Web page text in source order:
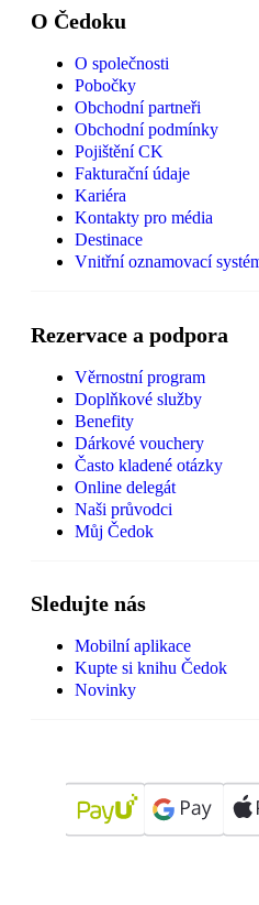
O Čedoku
O společnosti
Pobočky
Obchodní partneři
Obchodní podmínky
Pojištění CK
Fakturační údaje
Kariéra
Kontakty pro média
Destinace
Vnitřní oznamovací
Rezervace a podpora
Věrnostní program
Doplňkové služby
Benefity
Dárkové vouchery
Často kladené otázky
Online delegát
Naši průvodci
Můj Čedok
Sledujte nás
Mobilní aplikace
Kupte si knihu Čedok
Novinky